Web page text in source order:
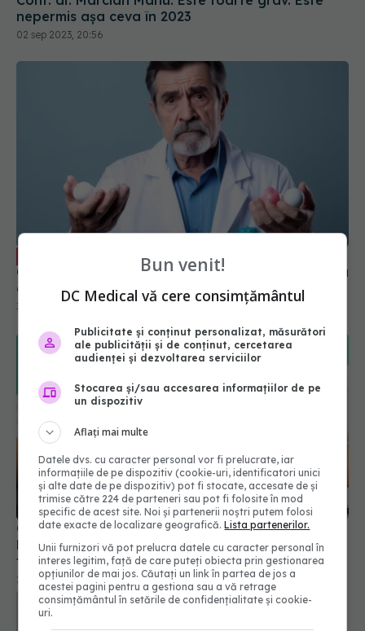
nepermis așa ceva în 2023
02 sep 2023, 20:56
Conf. dr. Marcian Manu: Este un lucru neplăcut, nu
o face multă lume, dar este soluția
30 aug 2023, 18:03
Cancerul de prostată, diagnostic revoluționar. Dr.
Michael Ahmadi, conducătorul tehnologiei de
fuziune RMN: Terapie fără efecte secundare
22 ian 2024, 12:03
Bun venit!
DC Medical vă cere consimțământul
Publicitate și conținut personalizat, măsurători
ale publicității și de conținut, cercetarea
audienței și dezvoltarea serviciilor
Stocarea și/sau accesarea informațiilor de pe
un dispozitiv
Aflați mai multe
Datele dvs. cu caracter personal vor fi prelucrate, iar
informațiile de pe dispozitiv (cookie-uri, identificatori unici
și alte date de pe dispozitiv) pot fi stocate, accesate de și
trimise către 224 de parteneri sau pot fi folosite în mod
specific de acest site. Noi și partenerii noștri putem folosi
date exacte de localizare geografică.Lista partenerilor.
Unii furnizori vă pot prelucra datele cu caracter personal în
interes legitim, față de care puteți obiecta prin gestionarea
opțiunilor de mai jos. Căutați un link în partea de jos a
acestei pagini pentru a gestiona sau a vă retrage
consimțământul în setările de confidențialitate și cookie-
uri.